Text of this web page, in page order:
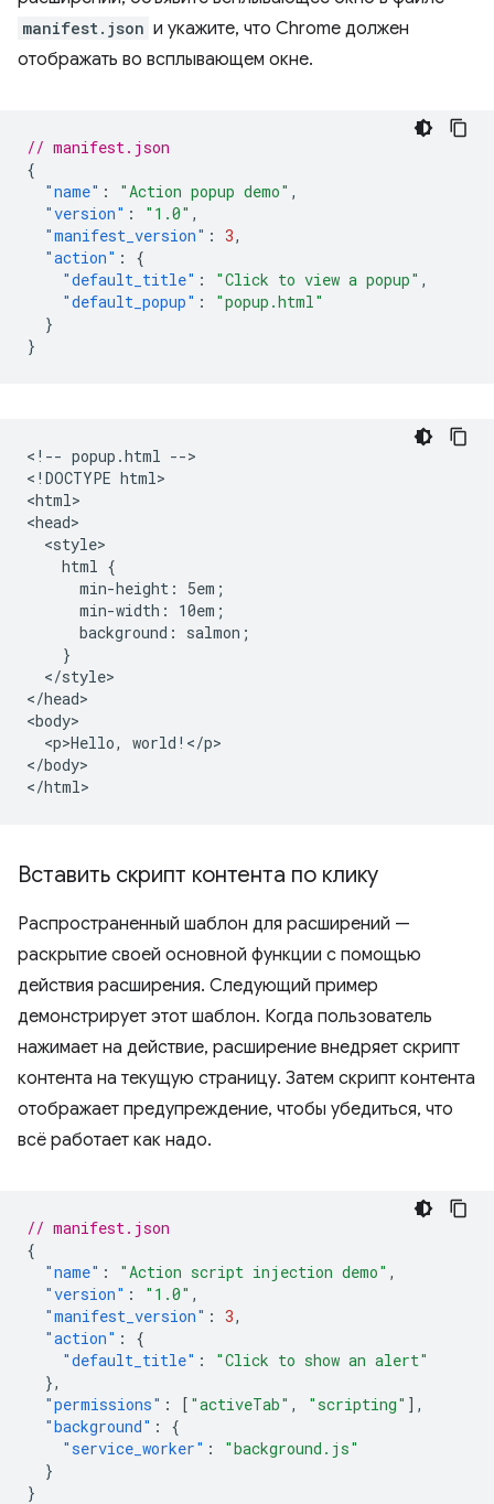
manifest.json и укажите, что Chrome должен
отображать во всплывающем окне.
// manifest.json
{
"name" : "Action popup demo" ,
"version" : "1.0" ,
"manifest_version" : 3,
"action" :
{
"default_title" : "Click to view a popup" ,
"default_popup" :
"popup.html"
}
}
<!-- popup.html -->
<!DOCTYPE html>
<html>
<head>
  <style>
    html {
      min-height: 5em;
      min-width: 10em;
      background: salmon;
    }
  </style>
</head>
<body>
  <p>Hello, world!</p>
</body>
Вставить скрипт контента по клику
Распространенный шаблон для расширений —
раскрытие своей основной функции с помощью
действия расширения. Следующий пример
демонстрирует этот шаблон. Когда пользователь
нажимает на действие, расширение внедряет скрипт
контента на текущую страницу. Затем скрипт контента
отображает предупреждение, чтобы убедиться, что
всё работает как надо.
// manifest.json
{
"name" : "Action script injection demo" ,
"version" : "1.0" ,
"manifest_version" : 3,
"action" :
{
"default_title" :
"Click to show an alert"
},
"permissions" : [ "activeTab" , "scripting" ],
"background" :
{
"service_worker" :
"background.js"
}
}